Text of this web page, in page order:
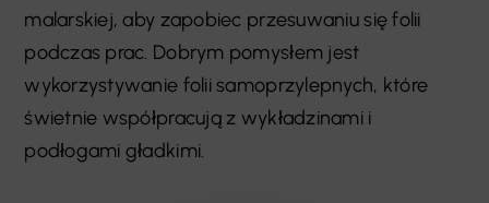
malarskiej, aby zapobiec przesuwaniu się folii
podczas prac. Dobrym pomysłem jest
wykorzystywanie folii samoprzylepnych, które
świetnie współpracują z wykładzinami i
podłogami gładkimi.